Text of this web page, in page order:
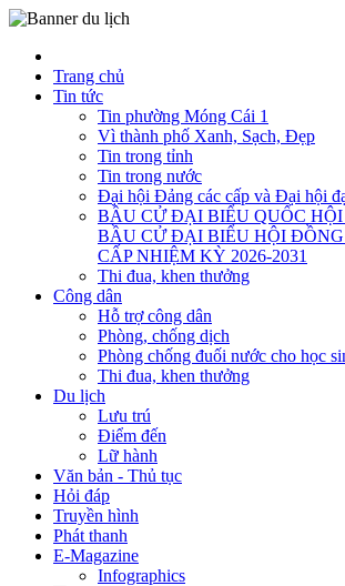
Trang chủ
Tin tức
Tin phường Móng Cái 1
Vì thành phố Xanh, Sạch, Đẹp
Tin trong tỉnh
Tin trong nước
Đại hội Đảng các cấp và Đại hội
BẦU CỬ ĐẠI BIỂU QUỐC
BẦU CỬ ĐẠI BIỂU HỘI
CẤP NHIỆM KỲ 2026-2031
Thi đua, khen thưởng
Công dân
Hỗ trợ công dân
Phòng, chống dịch
Phòng chống đuối nước cho học
Thi đua, khen thưởng
Du lịch
Lưu trú
Điểm đến
Lữ hành
Văn bản - Thủ tục
Hỏi đáp
Truyền hình
Phát thanh
E-Magazine
Infographics